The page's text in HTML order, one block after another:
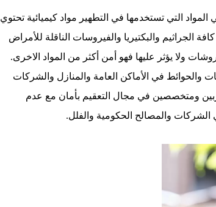
المواد التي تستخدمها في التطهير مواد كيميائية تحتوي
على قتل كافة الجراثيم والبكتيريا والفيروسات الناقلة للأمراض
ولا يؤثر عليها فهو أمن أكثر من المواد الاخرى.
والحوائط في الأماكن العامة والمنازل والشركات
ومتخصصين في مجال التعقيم بأمان مع عدم
الشركات والمصالح الحكومية والفلل.